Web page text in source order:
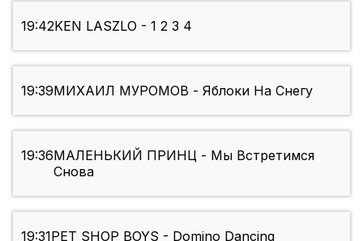
19:42KEN LASZLO - 1 2 3 4
19:39МИХАИЛ МУРОМОВ - Яблоки На Снегу
19:36МАЛЕНЬКИЙ ПРИНЦ - Мы Встретимся
Снова
19:31PET SHOP BOYS - Domino Dancing